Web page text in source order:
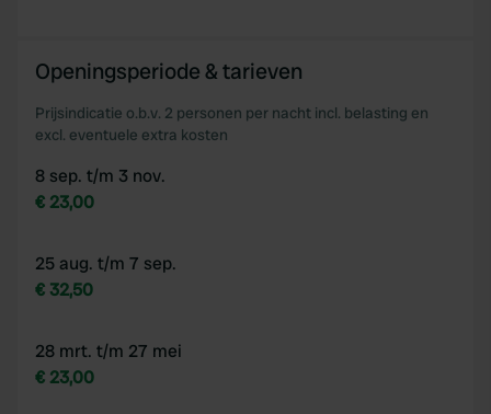
Openingsperiode & tarieven
Prijsindicatie o.b.v. 2 personen per nacht incl. belasting en
excl. eventuele extra kosten
8 sep. t/m 3 nov.
€ 23,00
25 aug. t/m 7 sep.
€ 32,50
28 mrt. t/m 27 mei
€ 23,00